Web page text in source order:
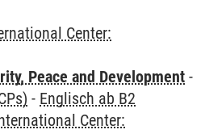
Center:
Peace and Development -
- Englisch ab B2
Center: